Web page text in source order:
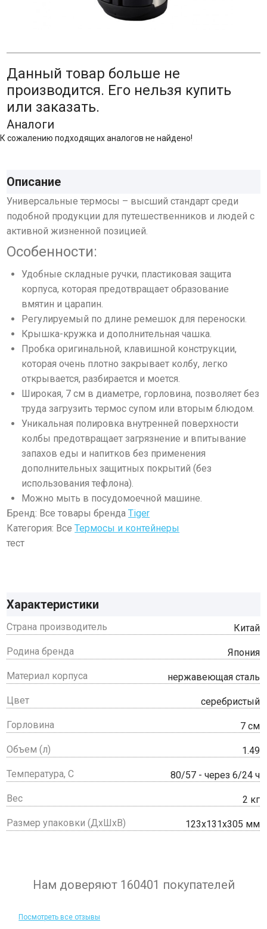
Данный товар больше не
производится. Его нельзя купить
или заказать.
Аналоги
К сожалению подходящих аналогов не найдено!
Описание
Универсальные термосы – высший стандарт среди
подобной продукции для путешественников и людей с
активной жизненной позицией.
Особенности:
Удобные складные ручки, пластиковая защита
корпуса, которая предотвращает образование
вмятин и царапин.
Регулируемый по длине ремешок для переноски.
Крышка-кружка и дополнительная чашка.
Пробка оригинальной, клавишной конструкции,
которая очень плотно закрывает колбу, легко
открывается, разбирается и моется.
Широкая, 7 см в диаметре, горловина, позволяет без
труда загрузить термос супом или вторым блюдом.
Уникальная полировка внутренней поверхности
колбы предотвращает загрязнение и впитывание
запахов еды и напитков без применения
дополнительных защитных покрытий (без
использования тефлона).
Можно мыть в посудомоечной машине.
Бренд: Все товары брендаTiger
Категория: ВсеТермосы и контейнеры
тест
Характеристики
Страна производитель Китай
Родина бренда Япония
Материал корпуса нержавеющая сталь
Цвет серебристый
Горловина 7 см
Объем (л) 1.49
Температура, С 80/57 - через 6/24 ч
Вес 2 кг
Размер упаковки (ДхШхВ) 123x131x305 мм
Нам доверяют 160401 покупателей
Посмотреть все отзывы